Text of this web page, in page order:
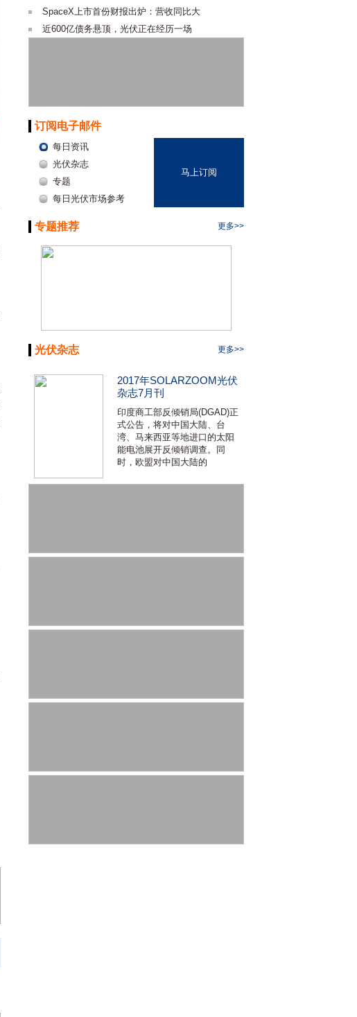
SpaceX上市首份财报出炉：营收同比大
近600亿债务悬顶，光伏正在经历一场
订阅电子邮件
每日资讯
光伏杂志
专题
每日光伏市场参考
马上订阅
专题推荐 更多>>
光伏杂志 更多>>
2017年SOLARZOOM光伏
杂志7月刊
印度商工部反倾销局(DGAD)正
式公告，将对中国大陆、台
湾、马来西亚等地进口的太阳
能电池展开反倾销调查。同
时，欧盟对中国大陆的